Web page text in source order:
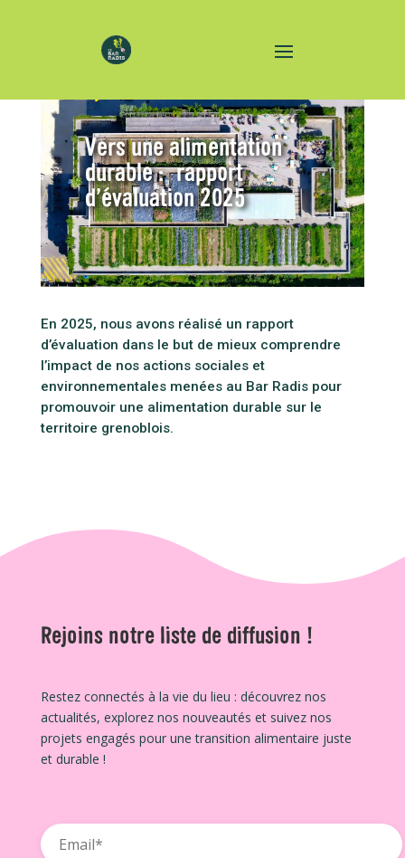
Vers une alimentation
durable : rapport
d’évaluation 2025
En 2025, nous avons réalisé un rapport
d’évaluation dans le but de mieux comprendre
l’impact de nos actions sociales et
environnementales menées au Bar Radis pour
promouvoir une alimentation durable sur le
territoire grenoblois.
Rejoins notre liste de diffusion !
Restez connectés à la vie du lieu : découvrez nos
actualités, explorez nos nouveautés et suivez nos
projets engagés pour une transition alimentaire juste
et durable !